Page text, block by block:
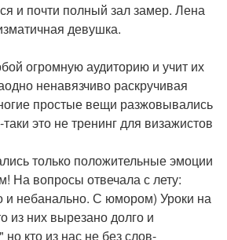
и почти полный зал замер. Лена
девушка.
огромную аудиторию и учит их
ненавязчиво раскручивая
простые вещи разжовывались
это не тренинг для визажистов
только положительные эмоции
На вопросы отвечала с лету:
и небанально. С юмором) Уроки на
из них вырезано долго и
кто из нас не без слов-